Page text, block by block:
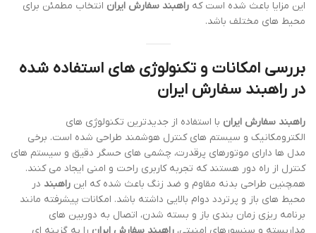
این مزایا باعث شده است که راهبند سفارش ایران انتخاب مطمئن برای
محیط های مختلف باشد.
بررسی امکانات و تکنولوژی های استفاده شده
در راهبند سفارش ایران
راهبند سفارش ایران با استفاده از جدیدترین تکنولوژی های
الکترومکانیک و سیستم های کنترل هوشمند طراحی شده است. برخی
مدل ها دارای موتورهای پرقدرت، چشمی های حسگر دقیق و سیستم های
کنترل از راه دور هستند که تجربه کاربری راحت و امنی ایجاد می کنند.
همچنین طراحی بدنه مقاوم و ضد زنگ باعث شده که این راهبند در
محیط های باز و پرتردد دوام بالایی داشته باشد. امکانات پیشرفته مانند
برنامه ریزی زمان بندی باز و بسته شدن، اتصال به دوربین های
مداربسته و سنسورهای امنیتی، راهبند سفارش ایران را به گزینه ای